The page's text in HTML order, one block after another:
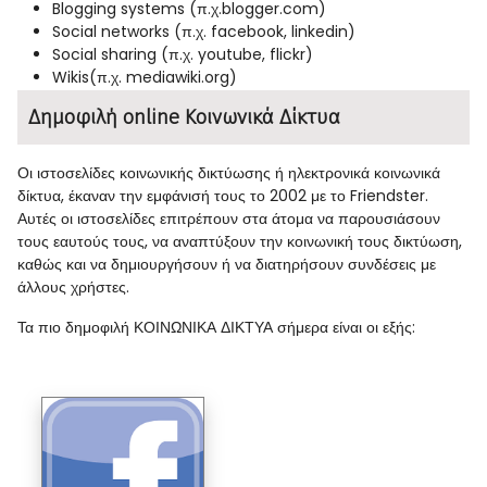
Blogging systems (π.χ.blogger.com)
Social networks (π.χ. facebook, linkedin)
Social sharing (π.χ. youtube, flickr)
Wikis(π.χ. mediawiki.org)
Δημοφιλή online Κοινωνικά Δίκτυα
Οι ιστοσελίδες κοινωνικής δικτύωσης ή ηλεκτρονικά κοινωνικά
δίκτυα, έκαναν την εμφάνισή τους το 2002 με το Friendster.
Αυτές οι ιστοσελίδες επιτρέπουν στα άτομα να παρουσιάσουν
τους εαυτούς τους, να αναπτύξουν την κοινωνική τους δικτύωση,
καθώς και να δημιουργήσουν ή να διατηρήσουν συνδέσεις με
άλλους χρήστες.
Τα πιο δημοφιλή ΚΟΙΝΩΝΙΚΑ ΔΙΚΤΥΑ σήμερα είναι οι εξής: